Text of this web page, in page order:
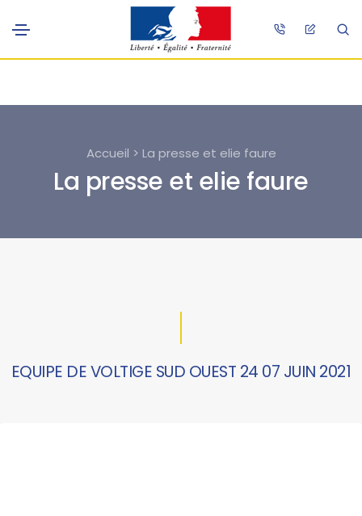
Accueil > La presse et elie faure
La presse et elie faure
EQUIPE DE VOLTIGE SUD OUEST 24 07 JUIN 2021